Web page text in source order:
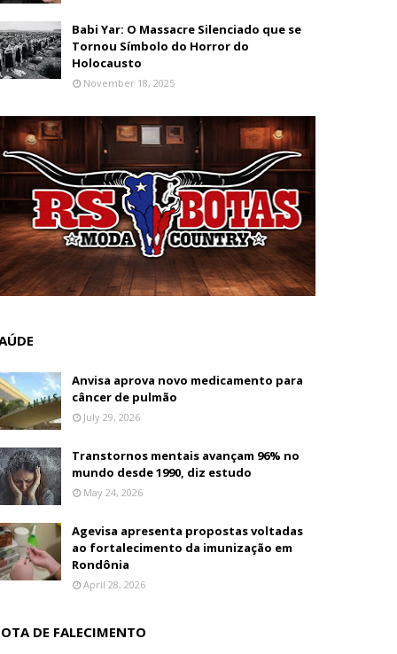
Babi Yar: O Massacre Silenciado que se
Tornou Símbolo do Horror do
Holocausto
November 18, 2025
Anvisa aprova novo medicamento para
câncer de pulmão
July 29, 2026
Transtornos mentais avançam 96% no
mundo desde 1990, diz estudo
May 24, 2026
Agevisa apresenta propostas voltadas
ao fortalecimento da imunização em
Rondônia
April 28, 2026
DE FALECIMENTO